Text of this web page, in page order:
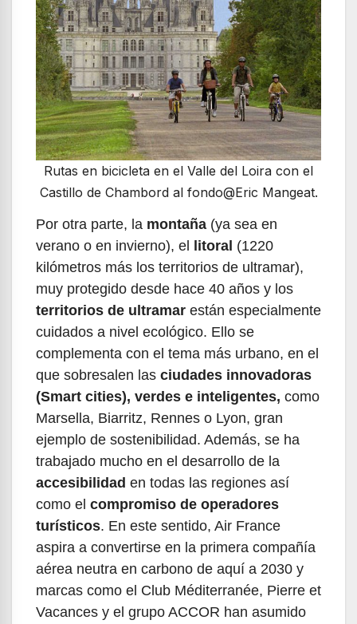
Rutas en bicicleta en el Valle del Loira con el
Castillo de Chambord al fondo@Eric Mangeat.
Por otra parte, la montaña (ya sea en
verano o en invierno), el litoral (1220
kilómetros más los territorios de ultramar),
muy protegido desde hace 40 años y los
territorios de ultramar están especialmente
cuidados a nivel ecológico. Ello se
complementa con el tema más urbano, en el
que sobresalen las ciudades innovadoras
(Smart cities), verdes e inteligentes, como
Marsella, Biarritz, Rennes o Lyon, gran
ejemplo de sostenibilidad. Además, se ha
trabajado mucho en el desarrollo de la
accesibilidad en todas las regiones así
como el compromiso de operadores
turísticos. En este sentido, Air France
aspira a convertirse en la primera compañía
aérea neutra en carbono de aquí a 2030 y
marcas como el Club Méditerranée, Pierre et
Vacances y el grupo ACCOR han asumido